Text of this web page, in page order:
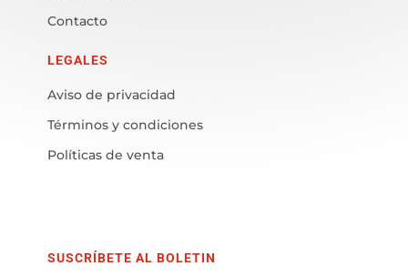
Contacto
LEGALES
Aviso de privacidad
Términos y condiciones
Políticas de venta
SUSCRÍBETE AL BOLETIN